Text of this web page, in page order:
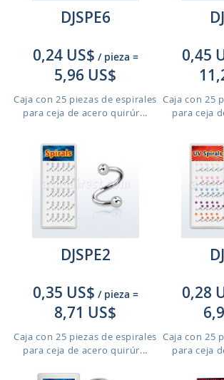
DJSPE6
0,24 US$ / pieza =
5,96 US$
Caja con 25 piezas de espirales
para ceja de acero quirúr...
0,45
Caja con 25
para ceja
DJSPE2
0,35 US$ / pieza =
8,71 US$
Caja con 25 piezas de espirales
para ceja de acero quirúr...
0,28
Caja con 25
para ceja